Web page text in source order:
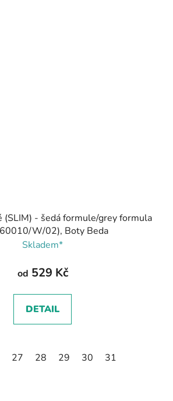
(SLIM) - šedá formule/grey formula
W/02), Boty Beda
Skladem*
od 529 Kč
DETAIL
27 28 29 30 31